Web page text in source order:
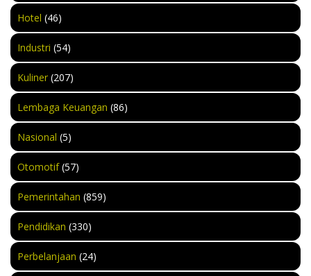
Hotel (46)
Industri (54)
Kuliner (207)
Lembaga Keuangan (86)
Nasional (5)
Otomotif(57)
Pemerintahan (859)
Pendidikan (330)
Perbelanjaan (24)